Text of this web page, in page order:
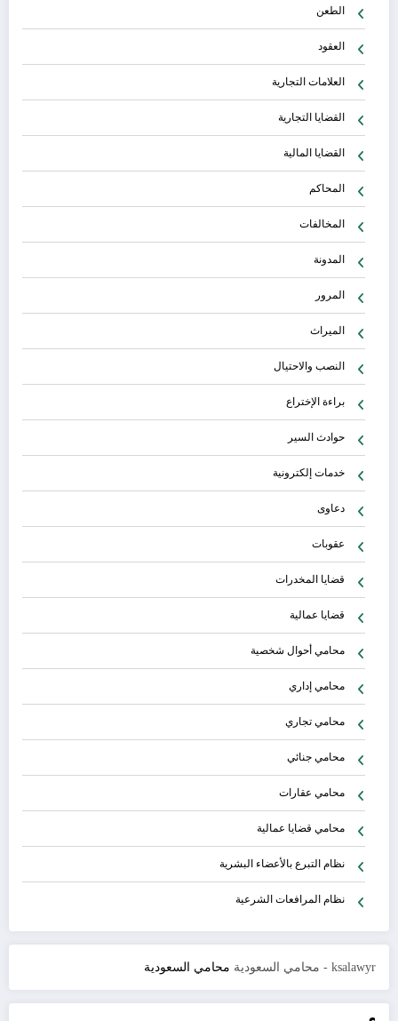
الطعن
العقود
العلامات التجارية
القضايا التجارية
القضايا المالية
المحاكم
المخالفات
المدونة
المرور
الميراث
النصب والاحتيال
براءة الإختراع
حوادث السير
خدمات إلكترونية
دعاوى
عقوبات
قضايا المخدرات
قضايا عمالية
محامي أحوال شخصية
محامي إداري
محامي تجاري
محامي جنائي
محامي عقارات
محامي قضايا عمالية
نظام التبرع بالأعضاء البشرية
نظام المرافعات الشرعية
ksalawyr - محامي السعودية محامي السعودية